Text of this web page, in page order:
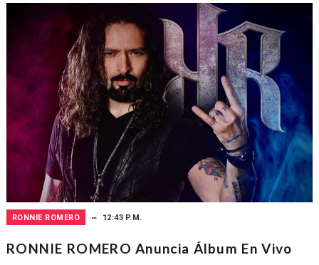
RONNIE ROMERO 12:43 P.M.
RONNIE ROMERO Anuncia Álbum En Vivo